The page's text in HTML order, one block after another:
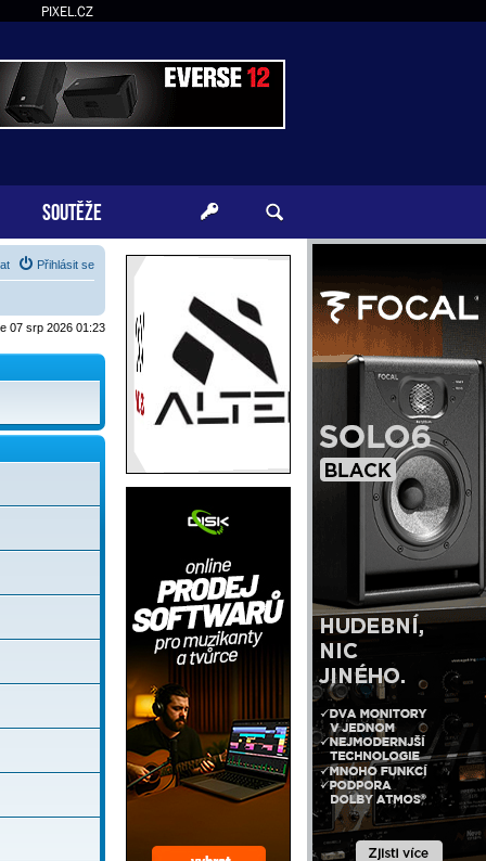
PIXEL.CZ
SOUTĚŽE
Přihlásit se
07 srp 2026 01:23